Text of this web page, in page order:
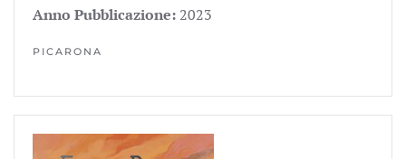
Anno Pubblicazione: 2023
PICARONA